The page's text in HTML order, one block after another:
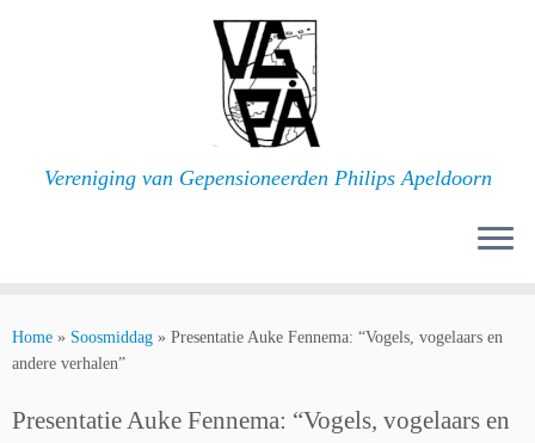
Vereniging van Gepensioneerden Philips Apeldoorn
Home » Soosmiddag » Presentatie Auke Fennema: “Vogels, vogelaars en
andere verhalen”
Presentatie Auke Fennema: “Vogels, vogelaars en